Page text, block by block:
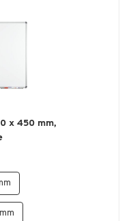
x 450 mm,